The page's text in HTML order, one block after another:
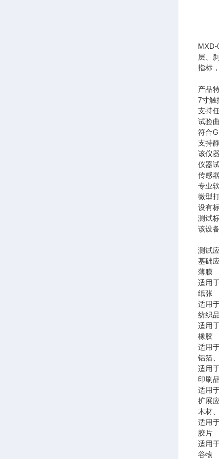
层、
指标
产品
7寸触
支持
试验
符合
支持
该仪
仪器
传感
专业
微型
设有
测试
该设
测试
基础
薄膜
适用
纸张
适用
纺织
适用
橡胶
适用
铝箔
适用
印刷
适用
扩展
木材
适用
胶片
适用
谷物